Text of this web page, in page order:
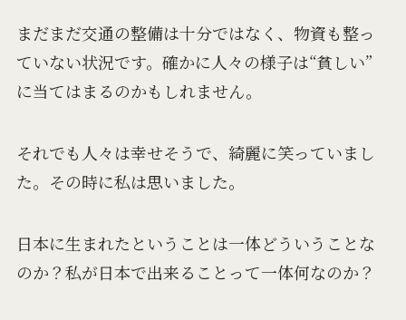
まだまだ交通の整備は十分ではなく、物資も整っ
ていない状況です。確かに人々の様子は“貧しい”
に当てはまるのかもしれません。
それでも人々は幸せそうで、 綺麗に笑っていまし
た。 その時に私は思いました。
日本に生まれたということは一体どういうことな
のか？私が日本で出来ることって一体何なのか？